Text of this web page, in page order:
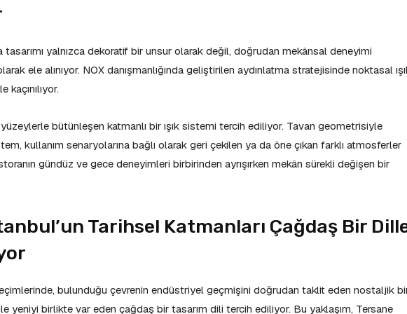
tasarımı yalnızca dekoratif bir unsur olarak değil, doğrudan mekânsal deneyimi
ele alınıyor. NOX danışmanlığında geliştirilen aydınlatma stratejisinde noktasal
kaçınılıyor.
bütünleşen katmanlı bir ışık sistemi tercih ediliyor. Tavan geometrisiyle
kullanım senaryolarına bağlı olarak geri çekilen ya da öne çıkan farklı atmosferler
gündüz ve gece deneyimleri birbirinden ayrışırken mekân sürekli değişen bir
Tarihsel Katmanları Çağdaş Bir
bulunduğu çevrenin endüstriyel geçmişini doğrudan taklit eden nostaljik
yeniyi birlikte var eden çağdaş bir tasarım dili tercih ediliyor. Bu yaklaşım, Tersane